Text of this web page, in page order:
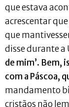
que estava
acrescentar
que
disse durante a
de mim’. Bem,
com a Páscoa,
mandamento
cristãos não